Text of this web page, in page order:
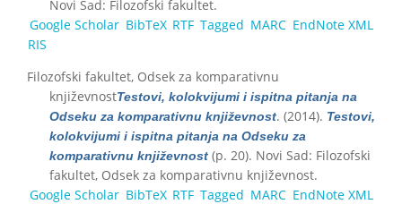
Novi Sad: Filozofski fakultet.
Google Scholar BibTeX RTF Tagged MARC EndNote XML
RIS
Filozofski fakultet, Odsek za komparativnu
književnostTestovi, kolokvijumi i ispitna pitanja na
Odseku za komparativnu književnost. (2014). Testovi,
kolokvijumi i ispitna pitanja na Odseku za
komparativnu književnost (p. 20). Novi Sad: Filozofski
fakultet, Odsek za komparativnu književnost.
Google Scholar BibTeX RTF Tagged MARC EndNote XML